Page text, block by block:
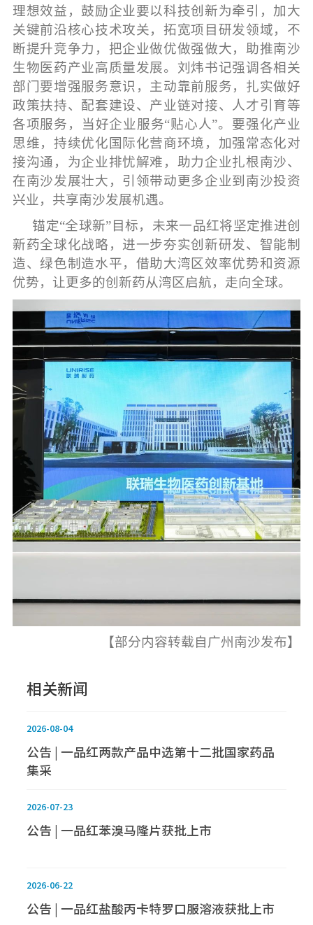
理想效益，鼓励企业要以科技创新为牵引，加大
关键前沿核心技术攻关，拓宽项目研发领域，不
断提升竞争力，把企业做优做强做大，助推南沙
生物医药产业高质量发展。刘炜书记强调各相关
部门要增强服务意识，主动靠前服务，扎实做好
政策扶持、配套建设、产业链对接、人才引育等
各项服务，当好企业服务“贴心人”。要强化产业
思维，持续优化国际化营商环境，加强常态化对
接沟通，为企业排忧解难，助力企业扎根南沙、
在南沙发展壮大，引领带动更多企业到南沙投资
兴业，共享南沙发展机遇。
锚定“全球新”目标，未来一品红将坚定推进创
新药全球化战略，进一步夯实创新研发、智能制
造、绿色制造水平，借助大湾区效率优势和资源
优势，让更多的创新药从湾区启航，走向全球。
【部分内容转载自广州南沙发布】
相关新闻
2026-08-04
公告 | 一品红两款产品中选第十二批国家药品
集采
2026-07-23
公告 | 一品红苯溴马隆片获批上市
2026-06-22
公告 | 一品红盐酸丙卡特罗口服溶液获批上市